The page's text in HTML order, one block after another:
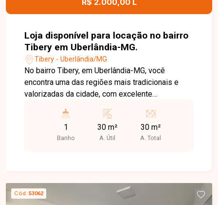
R$ 2.000,00 L
Loja disponível para locação no bairro
Tibery em Uberlândia-MG.
Tibery - Uberlândia/MG
No bairro Tibery, em Uberlândia-MG, você
encontra uma das regiões mais tradicionais e
valorizadas da cidade, com excelente
acesso às principais avenidas, além de estar
próximo a comércios, bancos, supermercados e
diversos serviços. Loja disponível para locação
ou depósito, 1 banheiro e cozinha com copa.
Possui pé-direito alto e excelente ventilação
1
Banho
30 m²
A. Útil
30 m²
A. Total
Cód. 53062